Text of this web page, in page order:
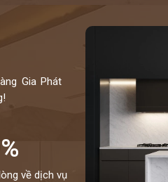
Gia Phát
về dịch vụ